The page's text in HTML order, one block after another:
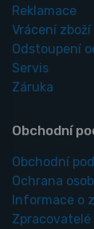
Reklamace
Vrácení zboží
Odstoupení
Servis
Záruka
Obchodní
Obchodní
Ochrana
Informace o